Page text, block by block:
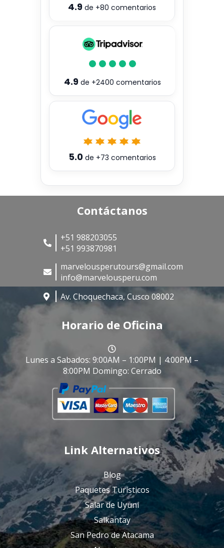
4.9 de +80 comentarios
4.9de +2400 comentarios
5.0de +73 comentarios
Contáctanos
+51 988203055
+51 993870981
marvelousperutours@gmail.com
info@marvelousperu.com
Av. Choquechaca, Cusco 08002
Horario de Oficina
Lunes a Sabados: 9:00AM – 1:00PM | 4:00PM –
8:00PM Domingo: Cerrado
Link Alternativos
Blog
Paquetes Turísticos
Salar de Uyuni
Salkantay
San Pedro de Atacama